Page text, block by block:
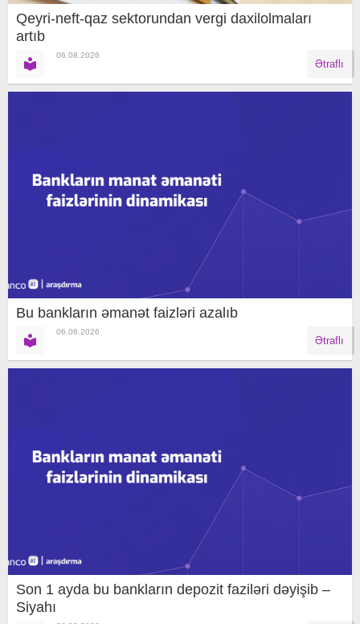
Qeyri-neft-qaz sektorundan vergi daxilolmaları
artıb
06.08.2026
Ətraflı
Bu bankların əmanət faizləri azalıb
06.08.2026
Ətraflı
Son 1 ayda bu bankların depozit faziləri dəyişib –
Siyahı